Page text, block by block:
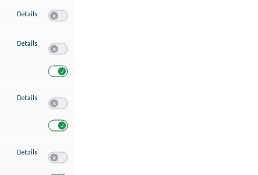
Details zu Verwendung von Profilen zur Auswahl personalisierter Werbung
Details zu Messung der Werbeleistung
Details zu Analyse von Zielgruppen durch Statistiken oder Kombinationen von
Details zu Entwicklung und Verbesserung der Angebote